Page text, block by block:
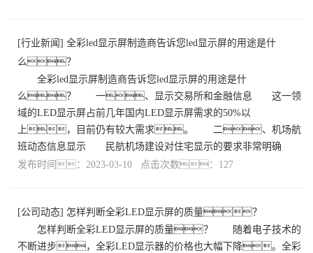
[行业新闻 ] 全彩led显示屏制造商告诉您led显示屏的用途是什
么？
全彩led显示屏制造商告诉您led显示屏的用途是什
么？ 一、显示交易所和金融信息 这一领
域的LED显示屏占前几年国内LED显示屏需求的50%以
上，目前仍有较大需求。 二、机场航
班动态信息显示 民航机场建设对住宅显示的要求非常明确
发布时间：2023-03-10 点击次数：127
[公司动态] 怎样判断全彩LED显示屏的质量？
怎样判断全彩LED显示屏的质量？ 随着电子技术的
不断进步，全彩LED显示器的价格也大幅下降。全彩